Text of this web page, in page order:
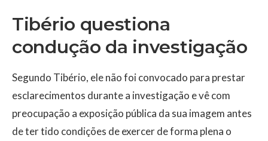
Tibério questiona
condução da investigação
Segundo Tibério, ele não foi convocado para prestar
esclarecimentos durante a investigação e vê com
preocupação a exposição pública da sua imagem antes
de ter tido condições de exercer de forma plena o